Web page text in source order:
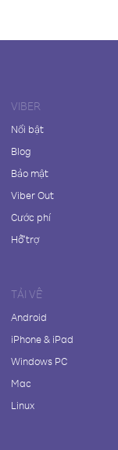
VIBER
Nổi bật
Blog
Bảo mật
Viber Out
Cước phí
Hỗ trợ
TẢI VỀ
Android
iPhone & iPad
Windows PC
Mac
Linux